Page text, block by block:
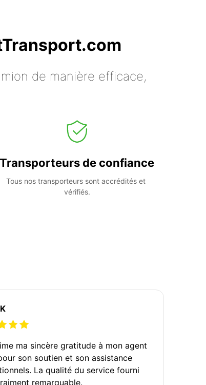
de manière efficace,
Transporteurs de confiance
Tous nos transporteurs sont accrédités et
vérifiés.
ma sincère gratitude à mon agent
son soutien et son assistance
La qualité du service fourni
remarquable.